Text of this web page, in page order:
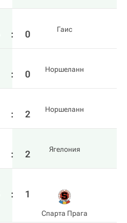
: 0 Гаис
: 0 Норшеланн
: 2 Норшеланн
: 2 Ягелония
: 1
Спарта Прага